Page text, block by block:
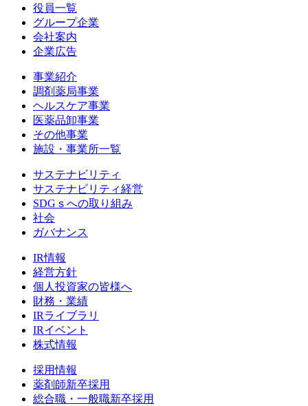
役員一覧
グループ企業
会社案内
企業広告
事業紹介
調剤薬局事業
ヘルスケア事業
医薬品卸事業
その他事業
施設・事業所一覧
サステナビリティ
サステナビリティ経営
SDGｓへの取り組み
社会
ガバナンス
IR情報
経営方針
個人投資家の皆様へ
財務・業績
IRライブラリ
IRイベント
株式情報
採用情報
薬剤師新卒採用
総合職・一般職新卒採用